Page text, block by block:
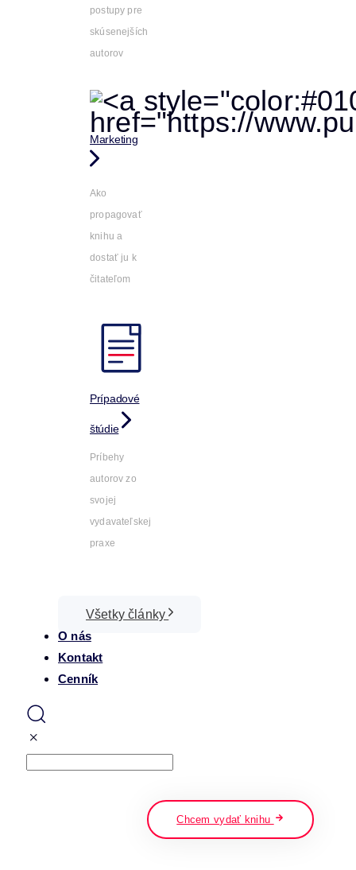
postupy pre
skúsenejších
autorov
Marketing
Ako
propagovať
knihu a
dostať ju k
čitateľom
Prípadové
štúdie
Príbehy
autorov zo
svojej
vydavateľskej
praxe
Všetky články
O nás
Kontakt
Cenník
Chcem vydať knihu